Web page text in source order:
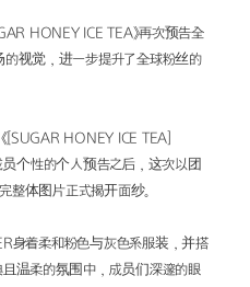
HONEY ICE TEA》再次预告全
视觉，进一步提升了全球粉丝的
[SUGAR HONEY ICE TEA]
员个性的个人预告之后，这次以团
体图片正式揭开面纱。
身着柔和粉色与灰色系服装，并搭
温柔的氛围中，成员们深邃的眼